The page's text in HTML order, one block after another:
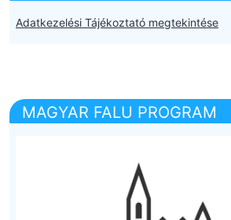
Adatkezelési Tájékoztató megtekintése
MAGYAR FALU PROGRAM